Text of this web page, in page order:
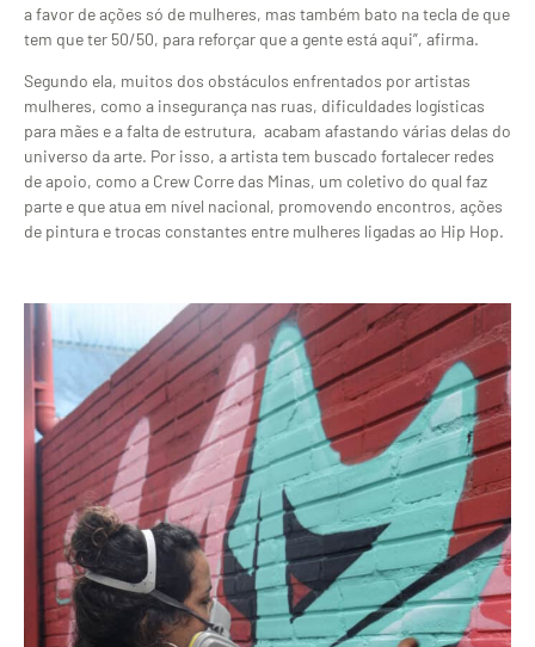
a favor de ações só de mulheres, mas também bato na tecla de que
tem que ter 50/50, para reforçar que a gente está aqui”, afirma.
Segundo ela, muitos dos obstáculos enfrentados por artistas
mulheres, como a insegurança nas ruas, dificuldades logísticas
para mães e a falta de estrutura, acabam afastando várias delas do
universo da arte. Por isso, a artista tem buscado fortalecer redes
de apoio, como a Crew Corre das Minas, um coletivo do qual faz
parte e que atua em nível nacional, promovendo encontros, ações
de pintura e trocas constantes entre mulheres ligadas ao Hip Hop.